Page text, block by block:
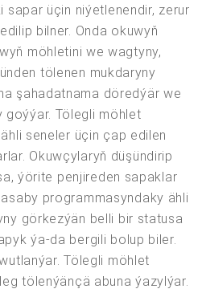
sapar üçin niýetlenendir, zerur
bilner. Onda okuwyň
möhletini we wagtyny,
tölenen mukdaryny
şahadatnama döredýär we
goýýar. Tölegli möhlet
seneler üçin çap edilen
Okuwçylaryň düşündirip
ýörite penjireden sapaklar
programmasyndaky ähli
görkezýän belli bir statusa
ýa-da bergili bolup biler.
Tölegli möhlet
tölenýänçä abuna ýazylýar.